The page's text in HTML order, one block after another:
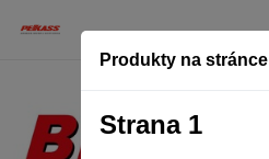
Produkty na stránce
Strana 1